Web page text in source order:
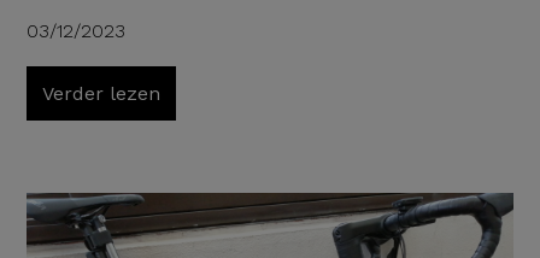
03/12/2023
Verder lezen